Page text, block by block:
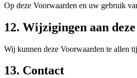
Op deze Voorwaarden en uw gebruik
12. Wijzigingen aan
Wij kunnen deze Voorwaarden te allen
13. Contact